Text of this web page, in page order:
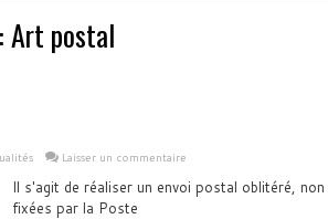
Art postal
Laisser un commentaire
Il s'agit de réaliser un envoi postal oblitéré,
fixées par la Poste